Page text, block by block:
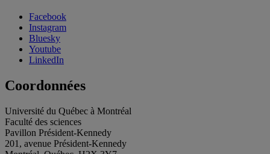
Facebook
Instagram
Bluesky
Youtube
LinkedIn
Coordonnées
Université du Québec à Montréal
Faculté des sciences
Pavillon Président-Kennedy
201, avenue Président-Kennedy